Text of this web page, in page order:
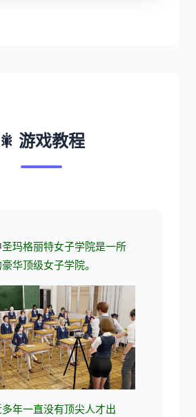
🎇 游戏教程
圣玛格丽特女子学院是一所
华顶级女子学院。
年一直没有顶尖人才出